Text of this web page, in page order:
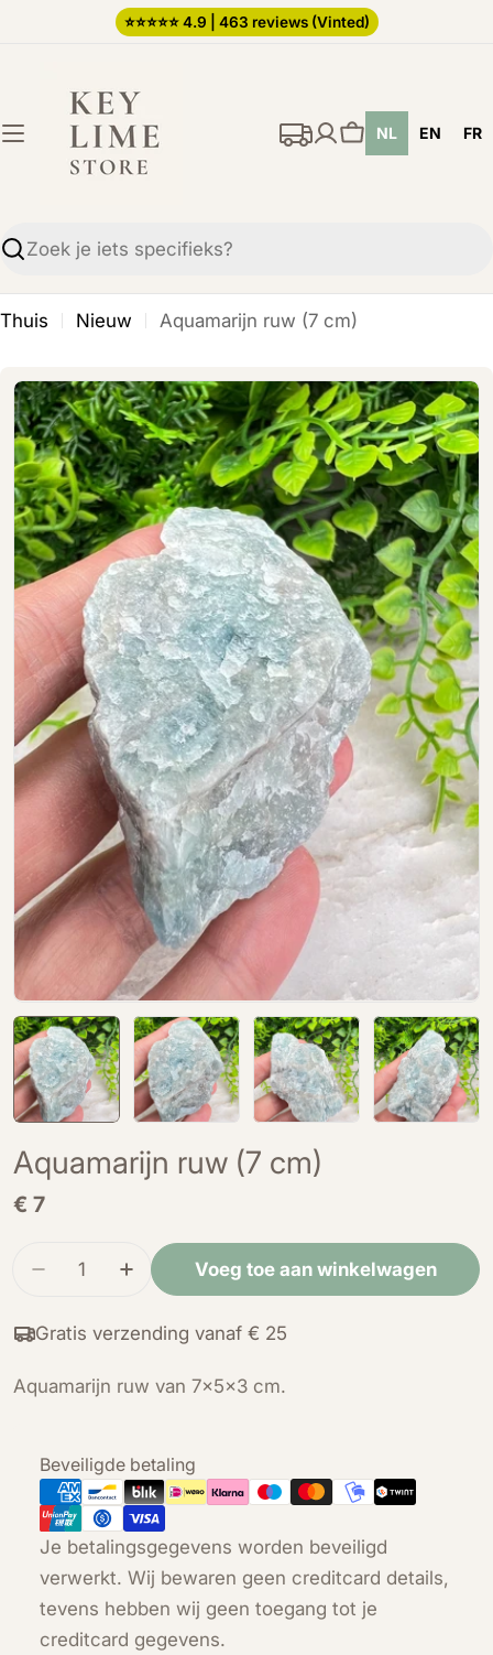
inhoud
⭐️⭐️⭐️⭐️⭐️ 4.9 | 463 reviews (Vinted)
Zoekopdracht
Winkelwagen
NL EN FR
Thuis Nieuw Aquamarijn ruw (7 cm)
Open media 0 in modal
Aquamarijn ruw (7 cm)
Normale
€ 7
Hoeveelheid
Verminder de hoeveelheid voor Aquamarijn
Verhoog de hoeveelheid voor
Voeg toe aan winkelwagen
Gratis verzending vanaf € 25
Aquamarijn ruw van 7x5x3 cm.
Beveiligde betaling
Betaalmethoden
Je betalingsgegevens worden beveiligd
verwerkt. Wij bewaren geen creditcard details,
tevens hebben wij geen toegang tot je
creditcard gegevens.